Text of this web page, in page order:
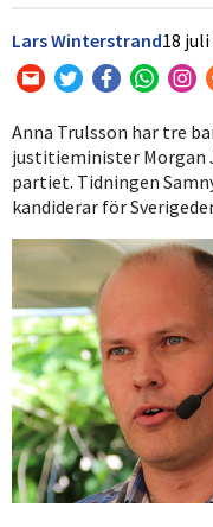
Lars Winterstrand18 juli
Anna Trulsson har tre
justitieminister Morgan
partiet. Tidningen
kandiderar för